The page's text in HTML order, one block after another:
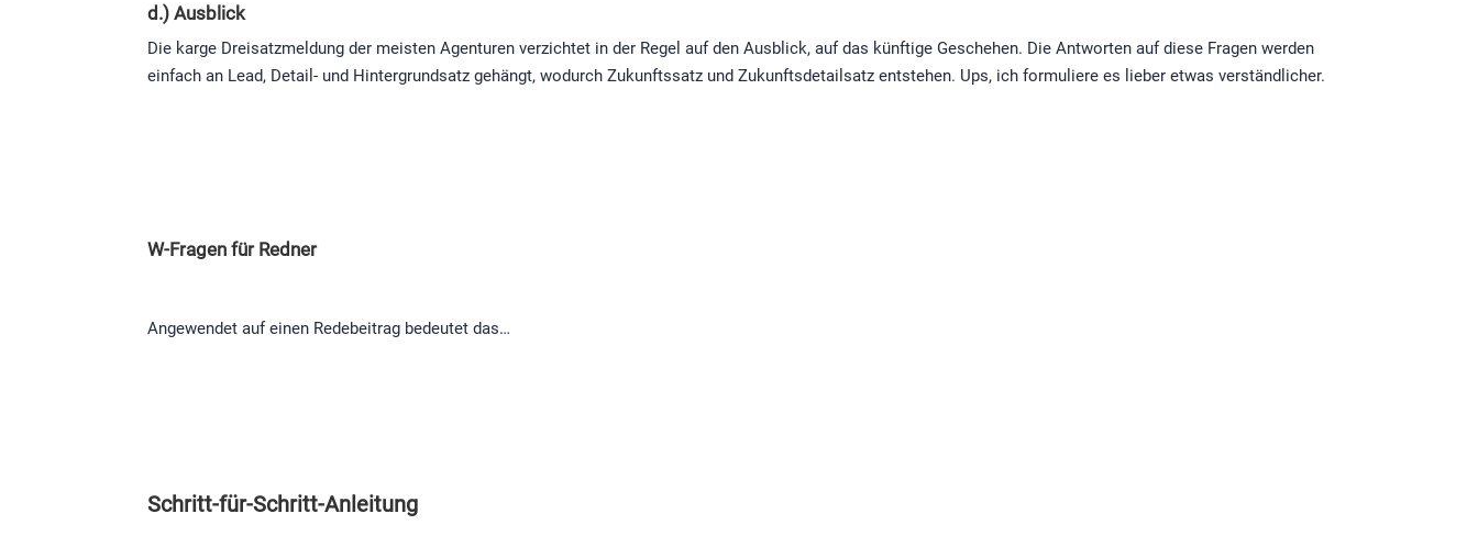
d.) Ausblick
Die karge Dreisatzmeldung der meisten Agenturen verzichtet in der Regel auf den Ausblick, auf das künftige Geschehen. Die Antworten auf diese Fragen werden
einfach an Lead, Detail- und Hintergrundsatz gehängt, wodurch Zukunftssatz und Zukunftsdetailsatz entstehen. Ups, ich formuliere es lieber etwas verständlicher.
W-Fragen für Redner
Angewendet auf einen Redebeitrag bedeutet das…
Schritt-für-Schritt-Anleitung